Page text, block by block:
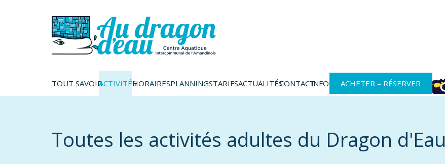
TOUT SAVOIRACTIVITÉSHORAIRESPLANNINGSTARIFSACTUALITÉSCONTACTINFOS ACHETER – RÉSERVER
Toutes les activités adultes du Dragon d'Eau